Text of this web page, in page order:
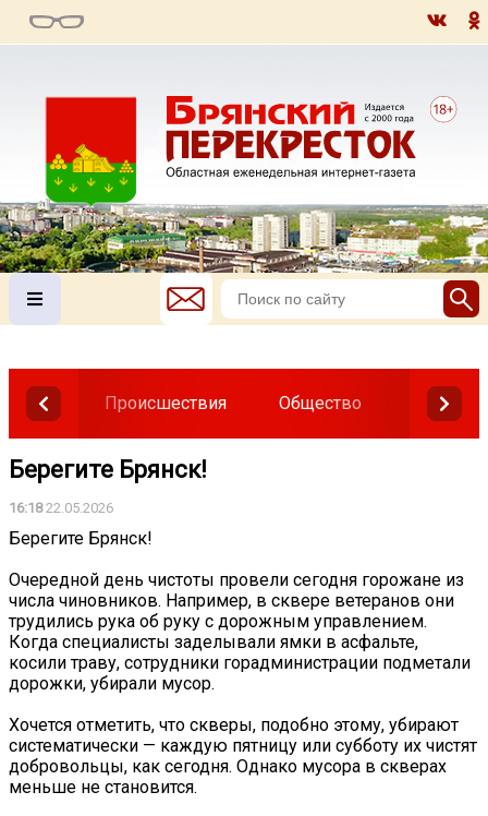
Происшествия Общество Власть
Берегите Брянск!
16:1822.05.2026
Берегите Брянск!
Очередной день чистоты провели сегодня горожане из
числа чиновников. Например, в сквере ветеранов они
трудились рука об руку с дорожным управлением.
Когда специалисты заделывали ямки в асфальте,
косили траву, сотрудники горадминистрации подметали
дорожки, убирали мусор.
Хочется отметить, что скверы, подобно этому, убирают
систематически — каждую пятницу или субботу их чистят
добровольцы, как сегодня. Однако мусора в скверах
меньше не становится.